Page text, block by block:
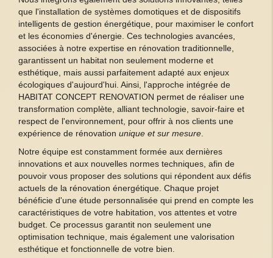
que l'installation de systèmes domotiques et de dispositifs
intelligents de gestion énergétique, pour maximiser le confort
et les économies d'énergie. Ces technologies avancées,
associées à notre expertise en rénovation traditionnelle,
garantissent un habitat non seulement moderne et
esthétique, mais aussi parfaitement adapté aux enjeux
écologiques d'aujourd'hui. Ainsi, l'approche intégrée de
HABITAT CONCEPT RENOVATION permet de réaliser une
transformation complète, alliant technologie, savoir-faire et
respect de l'environnement, pour offrir à nos clients une
expérience de rénovation unique et sur mesure
Notre équipe est constamment formée aux dernières
innovations et aux nouvelles normes techniques, afin de
pouvoir vous proposer des solutions qui répondent aux défis
actuels de la rénovation énergétique. Chaque projet
bénéficie d'une étude personnalisée qui prend en compte les
caractéristiques de votre habitation, vos attentes et votre
budget. Ce processus garantit non seulement une
optimisation technique, mais également une valorisation
esthétique et fonctionnelle de votre bien.